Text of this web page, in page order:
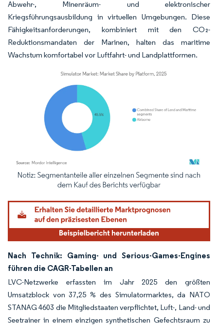
Abwehr-, Minenräum- und elektronischer
Kriegsführungsausbildung in virtuellen Umgebungen. Diese
Fähigkeitsanforderungen, kombiniert mit den CO₂-
Reduktionsmandaten der Marinen, halten das maritime
Wachstum komfortabel vor Luftfahrt- und Landplattformen.
Bild © Mordor Intelligence. Wiederverwendung erfordert Namensnennung
Nach Technik: Gaming- und Serious-Games-Engines
führen die CAGR-Tabellen an
LVC-Netzwerke erfassten im Jahr 2025 den größten
Umsatzblock von 37,25 % des Simulatormarktes, da NATO
STANAG 4603 die Mitgliedstaaten verpflichtet, Luft-, Land- und
Seetrainer in einem einzigen synthetischen Gefechtsraum zu